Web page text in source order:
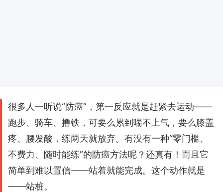
很多人一听说“防癌”，第一反应就是赶紧去运动——
跑步、骑车、撸铁，可要么累到喘不上气，要么膝盖
疼、腰发酸，练两天就放弃。有没有一种“零门槛、
不费力、随时能练”的防癌方法呢？还真有！而且它
简单到难以置信——站着就能完成。这个动作就是
——站桩。